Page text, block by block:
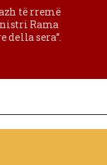
të rremë
Rama
della sera”.